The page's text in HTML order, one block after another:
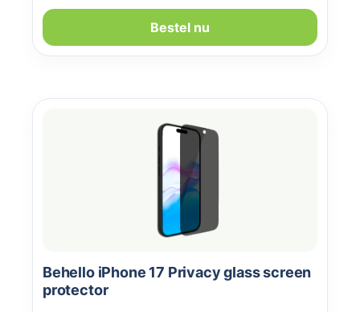
Bestel nu
Behello iPhone 17 Privacy glass screen
protector